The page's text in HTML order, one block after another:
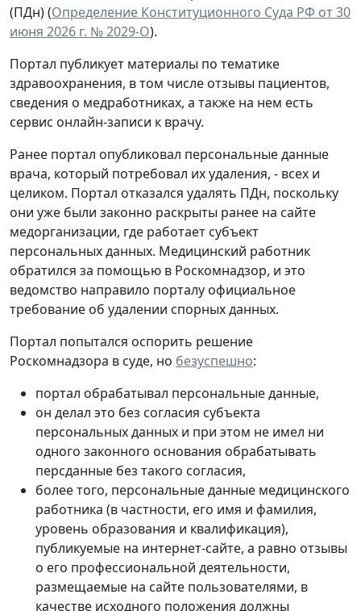
(ПДн) (Определение Конституционного Суда РФ от 30
июня 2026 г. № 2029-О).
Портал публикует материалы по тематике
здравоохранения, в том числе отзывы пациентов,
сведения о медработниках, а также на нем есть
сервис онлайн-записи к врачу.
Ранее портал опубликовал персональные данные
врача, который потребовал их удаления, - всех и
целиком. Портал отказался удалять ПДн, поскольку
они уже были законно раскрыты ранее на сайте
медорганизации, где работает субъект
персональных данных. Медицинский работник
обратился за помощью в Роскомнадзор, и это
ведомство направило порталу официальное
требование об удалении спорных данных.
Портал попытался оспорить решение
Роскомнадзора в суде, но безуспешно:
портал обрабатывал персональные данные,
он делал это без согласия субъекта
персональных данных и при этом не имел ни
одного законного основания обрабатывать
персданные без такого согласия,
более того, персональные данные медицинского
работника (в частности, его имя и фамилия,
уровень образования и квалификация),
публикуемые на интернет-сайте, а равно отзывы
о его профессиональной деятельности,
размещаемые на сайте пользователями, в
качестве исходного положения должны